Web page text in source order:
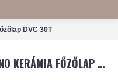
DVC 30T
DAVOLINE - BEÉPÍTHETŐ DOMINO KERÁMIA FŐZŐLAP DVC 30T